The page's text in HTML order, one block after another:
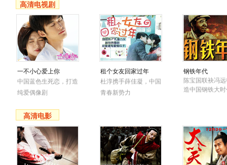
高清电视剧
一不小心爱上你
中国蓝色生死恋，打造
纯爱偶像剧
租个女友回家过年
杜淳携手薛佳凝，中国
青春新势力
钢铁年代
陈宝国联袂冯
造中国钢铁大时
高清电影